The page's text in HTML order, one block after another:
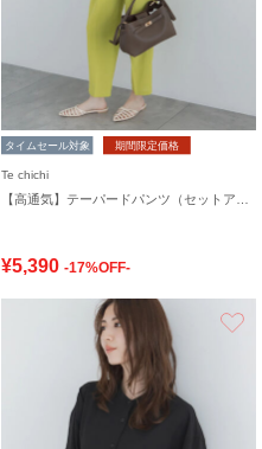
タイムセール対象 期間限定価格
Te chichi
¥5,390 -17%OFF-